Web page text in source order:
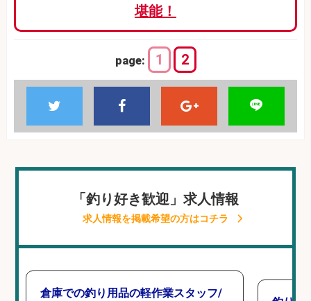
堪能！
page: 1 2
「釣り好き歓迎」求人情報
求人情報を掲載希望の方はコチラ
倉庫での釣り用品の軽作業スタッフ/